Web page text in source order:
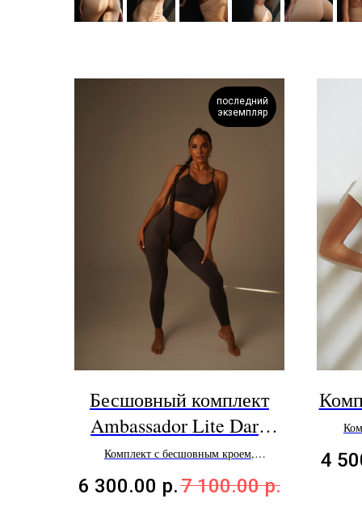
последний
экземпляр
Бесшовный комплект
Ambassador Lite Dark
Grey
Комплект с бесшовным кроем,
6 300.00 р.7 100.00 р.
4